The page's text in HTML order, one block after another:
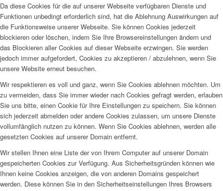
Da diese Cookies für die auf unserer Webseite verfügbaren Dienste und
Funktionen unbedingt erforderlich sind, hat die Ablehnung Auswirkungen auf
die Funktionsweise unserer Webseite. Sie können Cookies jederzeit
blockieren oder löschen, indem Sie Ihre Browsereinstellungen ändern und
das Blockieren aller Cookies auf dieser Webseite erzwingen. Sie werden
jedoch immer aufgefordert, Cookies zu akzeptieren / abzulehnen, wenn Sie
unsere Website erneut besuchen.
Wir respektieren es voll und ganz, wenn Sie Cookies ablehnen möchten. Um
zu vermeiden, dass Sie immer wieder nach Cookies gefragt werden, erlauben
Sie uns bitte, einen Cookie für Ihre Einstellungen zu speichern. Sie können
sich jederzeit abmelden oder andere Cookies zulassen, um unsere Dienste
vollumfänglich nutzen zu können. Wenn Sie Cookies ablehnen, werden alle
gesetzten Cookies auf unserer Domain entfernt.
Wir stellen Ihnen eine Liste der von Ihrem Computer auf unserer Domain
gespeicherten Cookies zur Verfügung. Aus Sicherheitsgründen können wie
Ihnen keine Cookies anzeigen, die von anderen Domains gespeichert
werden. Diese können Sie in den Sicherheitseinstellungen Ihres Browsers